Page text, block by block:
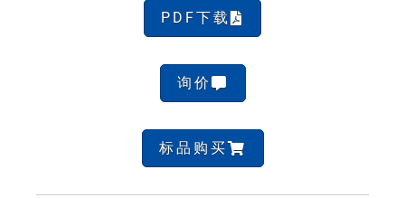
PDF下载
询价
标品购买